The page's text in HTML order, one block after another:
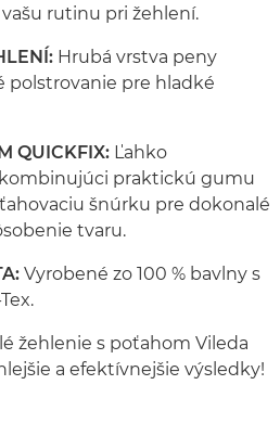
rutinu pri žehlení.
Hrubá vrstva peny
polstrovanie pre hladké
QUICKFIX: Ľahko
praktickú gumu
šnúrku pre dokonalé
tvaru.
Vyrobené zo 100 % bavlny s
žehlenie s poťahom Vileda
a efektívnejšie výsledky!